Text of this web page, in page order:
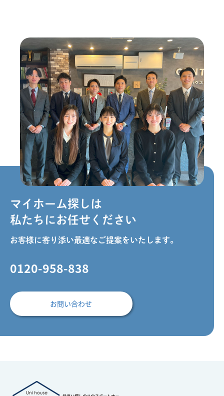
マイホーム探しは
私たちにお任せください
お客様に寄り添い最適なご提案をいたします。
0120-958-838
お問い合わせ